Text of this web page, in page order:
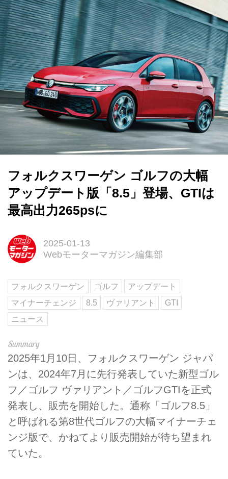
フォルクスワーゲン ゴルフの大幅
アップデート版「8.5」登場、GTIは
最高出力265psに
2025-01-13
Webモーターマガジン編集部
フォルクスワーゲン ゴルフ
アップデート
マイナーチェンジ
8.5 ヴァリアント
GTI
ニュース
2025年1月10日、フォルクスワーゲン ジャパ
ンは、2024年7月に先行発表していた新型ゴル
フ／ゴルフ ヴァリアント／ゴルフGTIを正式
発表し、販売を開始した。通称「ゴルフ8.5」
と呼ばれる第8世代ゴルフの大幅マイナーチェ
ンジ版で、かねてより販売開始が待ち望まれ
ていた。